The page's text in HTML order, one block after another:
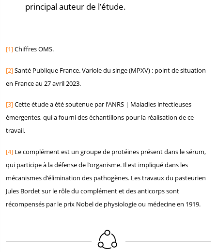
principal auteur de l’étude.
[1]Chiffres OMS.
[2]Santé Publique France. Variole du singe (MPXV) : point de situation
en France au 27 avril 2023.
[3]Cette étude a été soutenue par l’ANRS | Maladies infectieuses
émergentes, qui a fourni des échantillons pour la réalisation de ce
travail.
[4] Le complément est un groupe de protéines présent dans le sérum,
qui participe à la défense de l’organisme. Il est impliqué dans les
mécanismes d’élimination des pathogènes. Les travaux du pasteurien
Jules Bordet sur le rôle du complément et des anticorps sont
récompensés par le prix Nobel de physiologie ou médecine en 1919.